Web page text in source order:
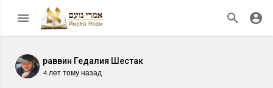
раввин Гедалия Шестак
4 лет тому назад